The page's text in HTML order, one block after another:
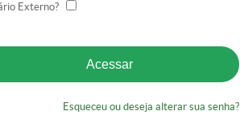
Externo?
Esqueceu ou deseja alterar sua senha?